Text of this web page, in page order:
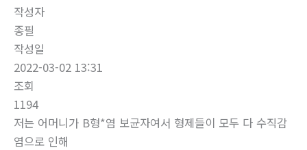
작성자
종필
작성일
2022-03-02 13:31
조회
1194
저는 어머니가 B형*염 보균자여서 형제들이 모두 다 수직감
염으로 인해